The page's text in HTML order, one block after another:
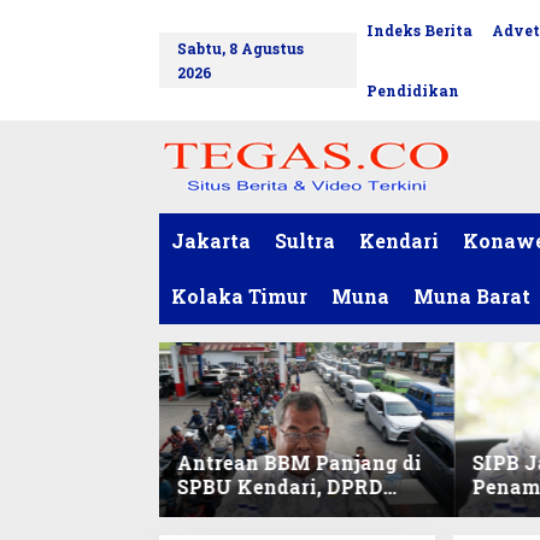
Sabtu, 8 Agustus
2026
Indeks Berita
Pendidikan
Jakarta Sultra Kendari
Kolaka Timur Muna Muna Barat
Antrean BBM Panjang di
SPBU Kendari, DPRD
Sultra Duga Sistem
SIPB